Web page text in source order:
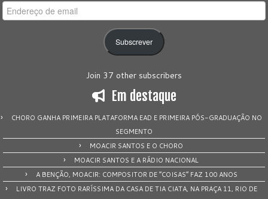
Endereço
de
Subscrever
Join 37 other subscribers
Em destaque
CHORO GANHA PRIMEIRA PLATAFORMA EAD E PRIMEIRA PÓS-GRADUAÇÃO NO
SEGMENTO
MOACIR SANTOS E O CHORO
MOACIR SANTOS E A RÁDIO NACIONAL
A BENÇÃO, MOACIR: COMPOSITOR DE “COISAS” FAZ 100 ANOS
LIVRO TRAZ FOTO RARÍSSIMA DA CASA DE TIA CIATA, NA PRAÇA 11, RIO DE